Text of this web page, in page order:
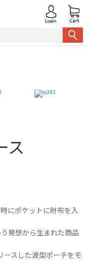
ス
にポケットに財布を入
発想から生まれた商品
ースした波型ポーチをモ